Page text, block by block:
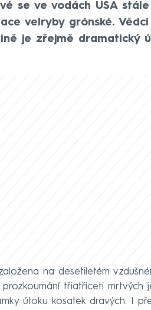
se ve vodách USA
velryby grónské.
je zřejmě dramatický
na desetiletém
třiatřiceti mrtvých
útoku kosatek dravých. I